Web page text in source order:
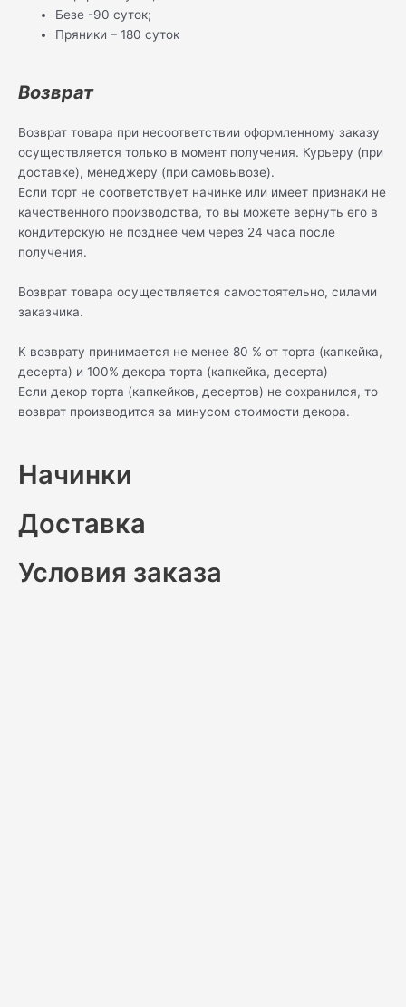
Безе -90 суток;
Пряники – 180 суток
Возврат
Возврат товара при несоответствии оформленному заказу
осуществляется только в момент получения. Курьеру (при
доставке), менеджеру (при самовывозе).
Если торт не соответствует начинке или имеет признаки не
качественного производства, то вы можете вернуть его в
кондитерскую не позднее чем через 24 часа после
получения.
Возврат товара осуществляется самостоятельно, силами
заказчика.
К возврату принимается не менее 80 % от торта (капкейка,
десерта) и 100% декора торта (капкейка, десерта)
Если декор торта (капкейков, десертов) не сохранился, то
возврат производится за минусом стоимости декора.
Начинки
Доставка
Условия заказа